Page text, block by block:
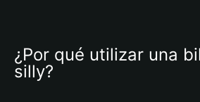
¿Por qué utilizar una
silly?